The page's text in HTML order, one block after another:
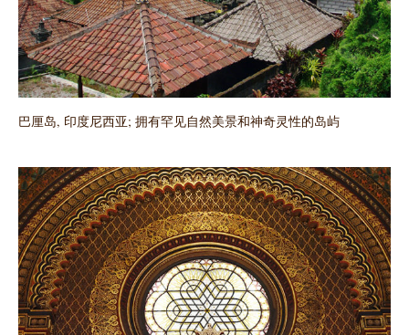
巴厘岛, 印度尼西亚; 拥有罕见自然美景和神奇灵性的岛屿